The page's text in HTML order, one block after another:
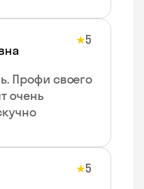
★5
Профи своего
очень
★5